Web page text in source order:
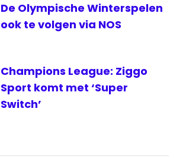
De Olympische Winterspelen
ook te volgen via NOS
Champions League: Ziggo
Sport komt met ‘Super
Switch’